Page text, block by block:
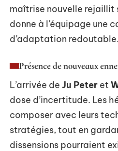
maîtrise nouvelle rejaillit
donne à l’équipage une
d’adaptation redoutable.
Présence de nouveaux
L’arrivée de Ju Peter et
dose d’incertitude. Les
composer avec leurs
stratégies, tout en
dissensions pourraient